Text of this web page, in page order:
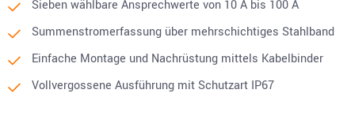
Sieben wählbare Ansprechwerte von 10 A bis 100 A
Summenstromerfassung über mehrschichtiges Stahlband
Einfache Montage und Nachrüstung mittels Kabelbinder
Vollvergossene Ausführung mit Schutzart IP67